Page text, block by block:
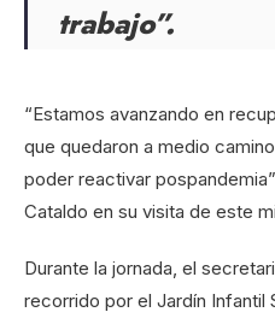
trabajo”.
“Estamos avanzando en
que quedaron a medio
poder reactivar
Cataldo en su visita de este
Durante la jornada, el
recorrido por el Jardín Infantil